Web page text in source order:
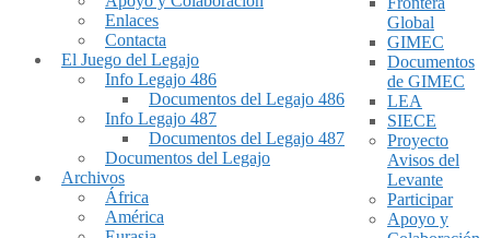
Enlaces
Contacta
El Juego del Legajo
Info Legajo 486
Documentos del Legajo 486
Info Legajo 487
Documentos del Legajo 487
Documentos del Legajo
Archivos
África
América
Global
GIMEC
Documentos
de GIMEC
LEA
SIECE
Proyecto
Avisos del
Levante
Participar
Apoyo y